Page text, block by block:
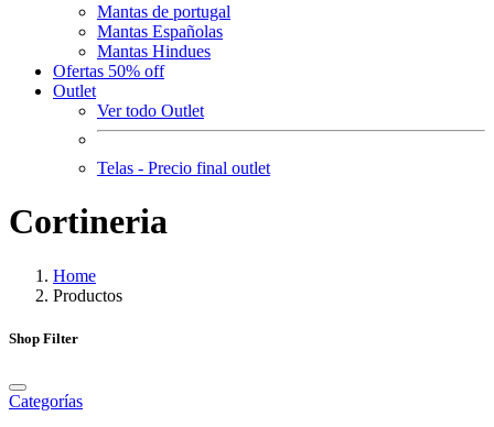
Mantas de portugal
Mantas Españolas
Mantas Hindues
Ofertas 50% off
Outlet
Ver todo Outlet
Telas - Precio final outlet
Cortineria
Home
Productos
Shop Filter
Categorías